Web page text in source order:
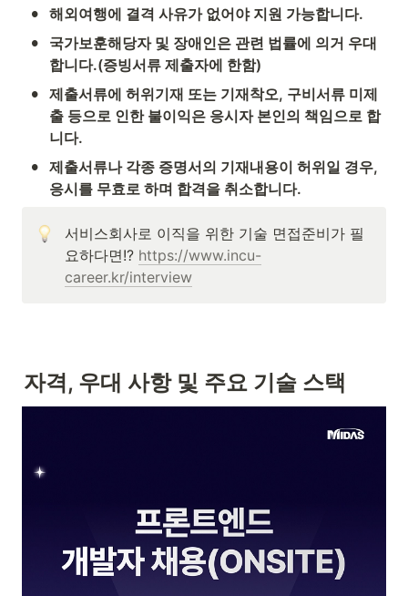
• 해외여행에 결격 사유가 없어야 지원 가능합니다.
•
국가보훈해당자 및 장애인은 관련 법률에 의거 우대
합니다.(증빙서류 제출자에 한함)
• 제출서류에 허위기재 또는 기재착오, 구비서류 미제
출 등으로 인한 불이익은 응시자 본인의 책임으로 합
니다.
• 제출서류나 각종 증명서의 기재내용이 허위일 경우,
응시를 무효로 하며 합격을 취소합니다.
서비스회사로 이직을 위한 기술 면접준비가 필
요하다면!? https://www.incu-
career.kr/interview
자격, 우대 사항 및 주요 기술 스택